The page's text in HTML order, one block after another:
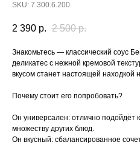
SKU: 7.300.6.200
2 390 р. 2 500 р.
Знакомьтесь — классический соус
деликатес с нежной кремовой
вкусом станет настоящей находкой
Почему стоит его попробовать?
Он универсален: отлично подойдёт
множеству других блюд.
Он вкусный: сбалансированное